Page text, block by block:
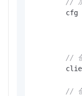
// 创
// 创